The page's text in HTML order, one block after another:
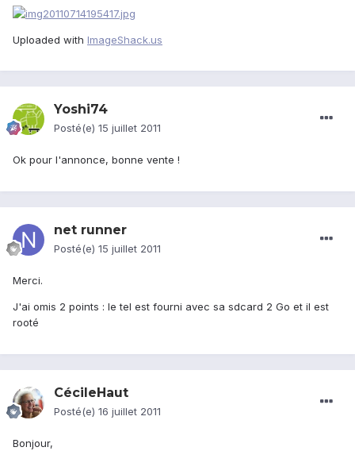
Uploaded with ImageShack.us
Yoshi74
Posté(e) 15 juillet 2011
Ok pour l'annonce, bonne vente !
net runner
Posté(e) 15 juillet 2011
Merci.
J'ai omis 2 points : le tel est fourni avec sa sdcard 2 Go et il est
rooté
CécileHaut
Posté(e) 16 juillet 2011
Bonjour,